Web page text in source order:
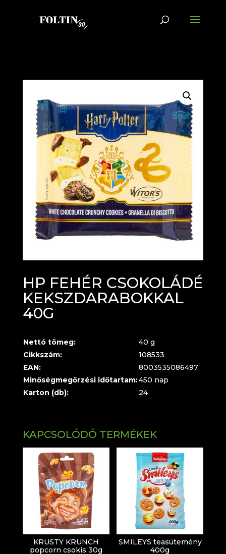
HP FEHÉR CSOKOLÁDÉ
KEKSZDARABOKKAL
40G
Nettó tömeg:
40 g
Cikkszám:
108533
EAN:
8003535086497
Minőségmegőrzési időtartam:450 nap
Karton (db):
24
KAPCSOLÓDÓ TERMÉKEK
KRUSTY KRUNCH
popcorn csokis 30g
SMILEYS teasütemény
400g